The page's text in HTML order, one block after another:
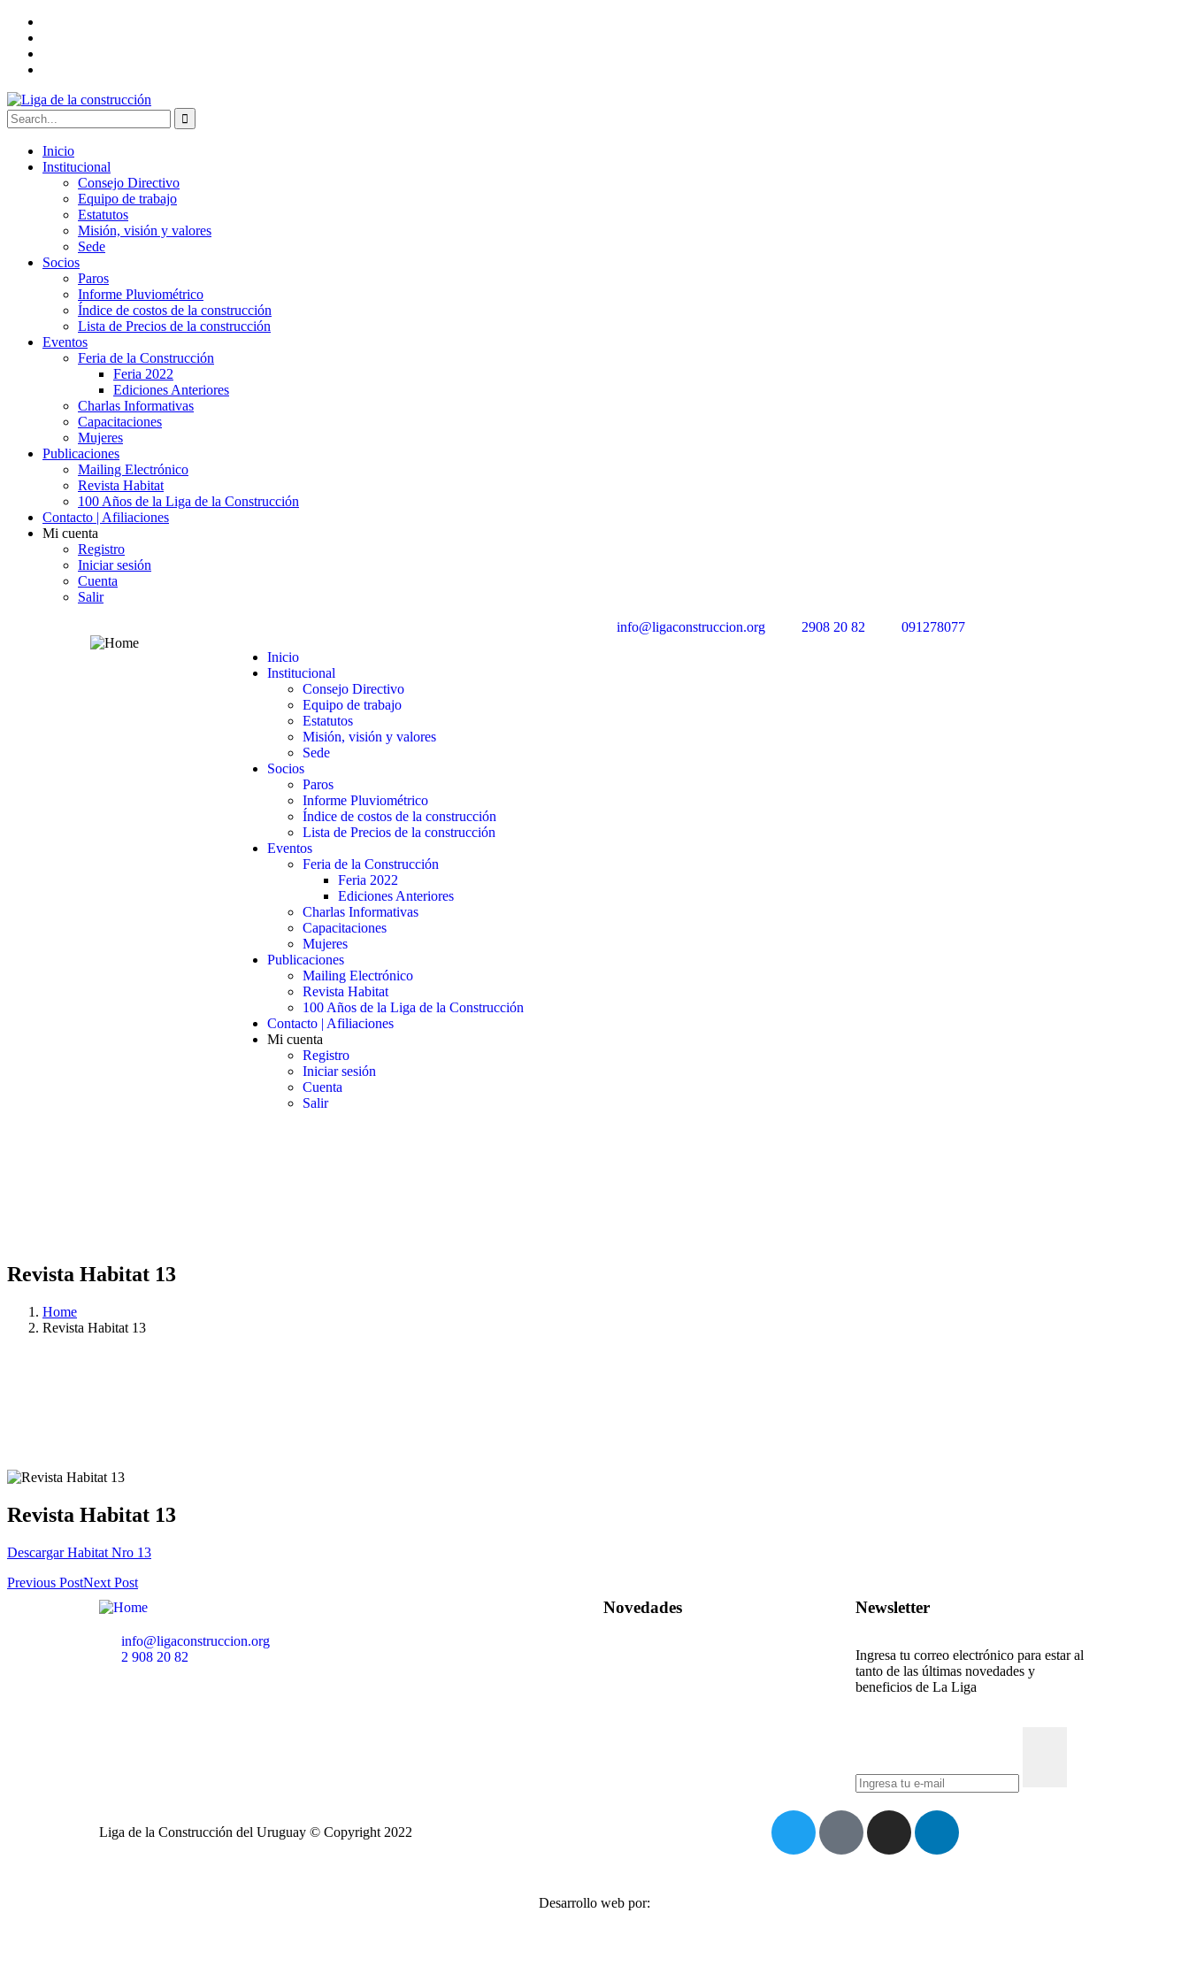
Inicio
Institucional
Consejo Directivo
Equipo de trabajo
Estatutos
Misión, visión y valores
Sede
Socios
Paros
Informe Pluviométrico
Índice de costos de la construcción
Lista de Precios de la construcción
Eventos
Feria de la Construcción
Feria 2022
Ediciones Anteriores
Charlas Informativas
Capacitaciones
Mujeres
Publicaciones
Mailing Electrónico
Revista Habitat
100 Años de la Liga de la Construcción
Contacto | Afiliaciones
Mi cuenta
Registro
Iniciar sesión
Cuenta
Salir
info@ligaconstruccion.org
2908 20 82
091278077
Inicio
Institucional
Consejo Directivo
Equipo de trabajo
Estatutos
Misión, visión y valores
Sede
Socios
Paros
Informe Pluviométrico
Índice de costos de la construcción
Lista de Precios de la construcción
Eventos
Feria de la Construcción
Feria 2022
Ediciones Anteriores
Charlas Informativas
Capacitaciones
Mujeres
Publicaciones
Mailing Electrónico
Revista Habitat
100 Años de la Liga de la Construcción
Contacto | Afiliaciones
Mi cuenta
Registro
Iniciar sesión
Cuenta
Salir
Revista Habitat 13
Home
Revista Habitat 13
Revista Habitat 13
Descargar Habitat Nro 13
Previous PostNext Post
info@ligaconstruccion.org
2 908 20 82
Novedades Newsletter
Ingresa tu correo electrónico para estar al
tanto de las últimas novedades y
beneficios de La Liga
Liga de la Construcción del Uruguay © Copyright 2022
Desarrollo web por: